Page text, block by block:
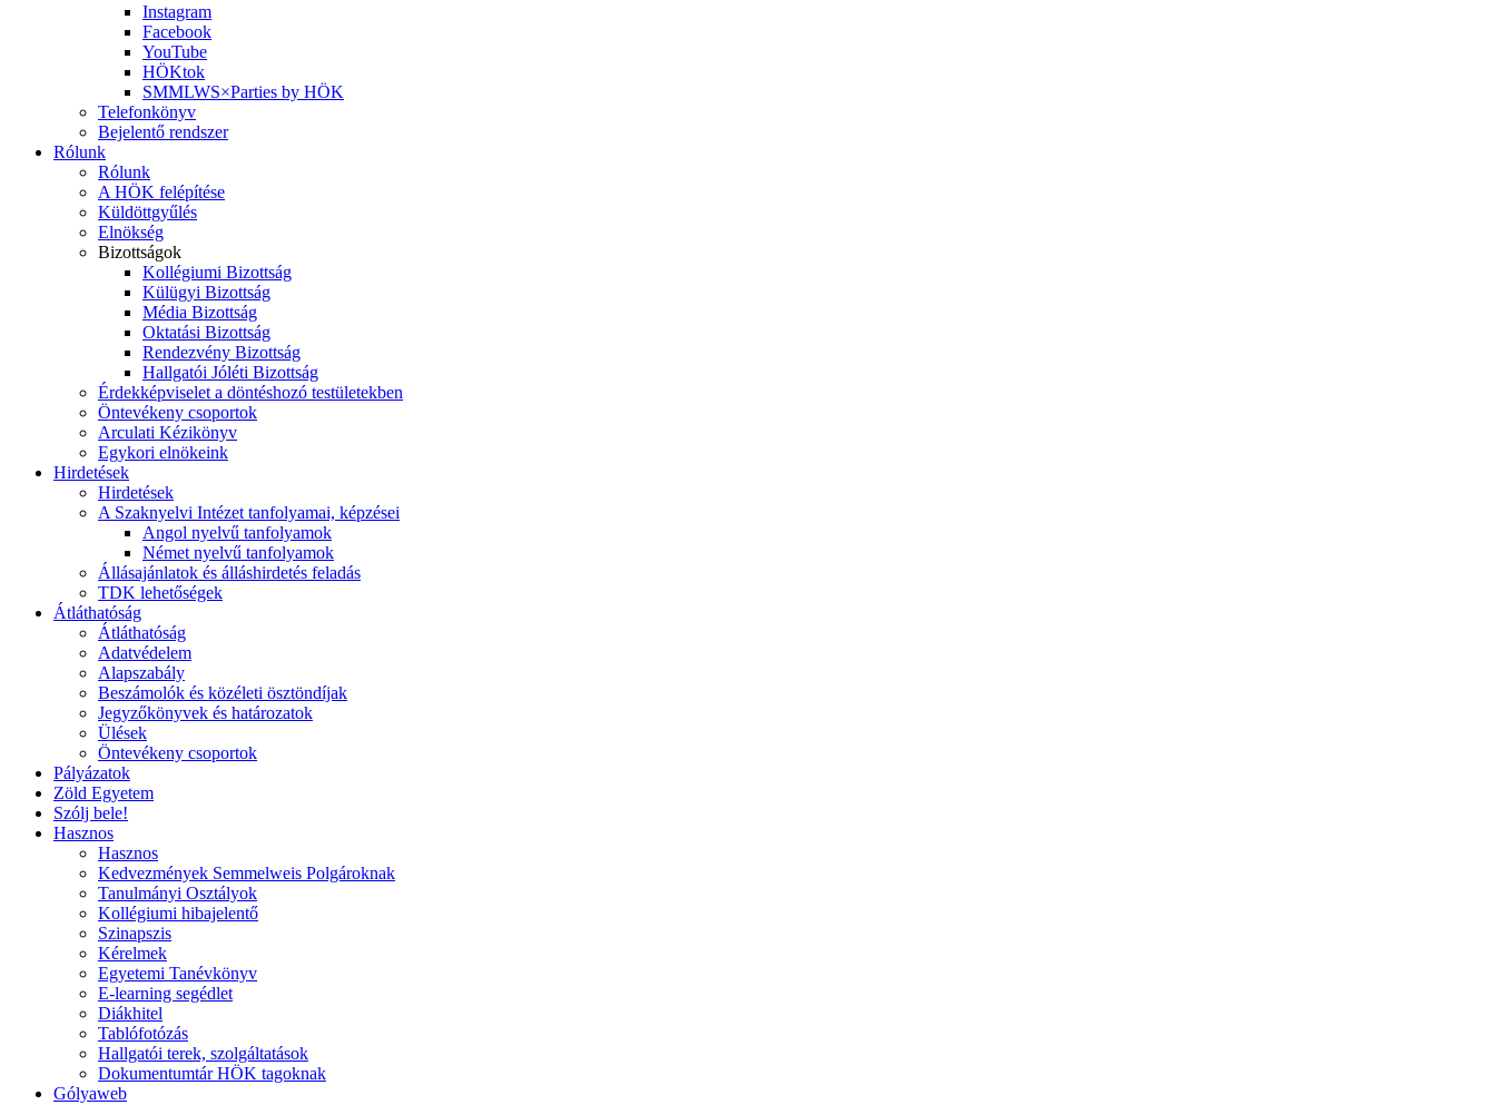
Instagram
Facebook
YouTube
HÖKtok
SMMLWS×Parties by HÖK
Telefonkönyv
Bejelentő rendszer
Rólunk
Rólunk
A HÖK felépítése
Küldöttgyűlés
Elnökség
Bizottságok
Kollégiumi Bizottság
Külügyi Bizottság
Média Bizottság
Oktatási Bizottság
Rendezvény Bizottság
Hallgatói Jóléti Bizottság
Érdekképviselet a döntéshozó testületekben
Öntevékeny csoportok
Arculati Kézikönyv
Egykori elnökeink
Hirdetések
Hirdetések
A Szaknyelvi Intézet tanfolyamai, képzései
Angol nyelvű tanfolyamok
Német nyelvű tanfolyamok
Állásajánlatok és álláshirdetés feladás
TDK lehetőségek
Átláthatóság
Átláthatóság
Adatvédelem
Alapszabály
Beszámolók és közéleti ösztöndíjak
Jegyzőkönyvek és határozatok
Ülések
Öntevékeny csoportok
Pályázatok
Zöld Egyetem
Szólj bele!
Hasznos
Hasznos
Kedvezmények Semmelweis Polgároknak
Tanulmányi Osztályok
Kollégiumi hibajelentő
Szinapszis
Kérelmek
Egyetemi Tanévkönyv
E-learning segédlet
Diákhitel
Tablófotózás
Hallgatói terek, szolgáltatások
Dokumentumtár HÖK tagoknak
Gólyaweb